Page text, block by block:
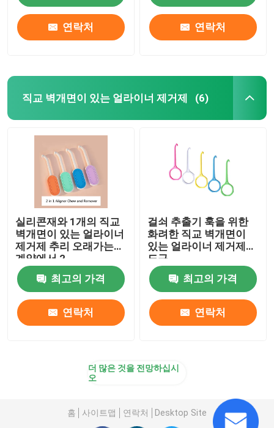
연락처 연락처
직교 벽개면이 있는 얼라이너 제거제 (6)
실리콘재와 1개의 직교
벽개면이 있는 얼라이너
제거제 추리 오래가는
계약에서 2
최고의 가격
연락처
걸쇠 추출기 훅을 위한
화려한 직교 벽개면이
있는 얼라이너 제거제
도구
최고의 가격
연락처
더 많은 것을 전망하십시
오
홈 사이트맵 연락처 Desktop Site